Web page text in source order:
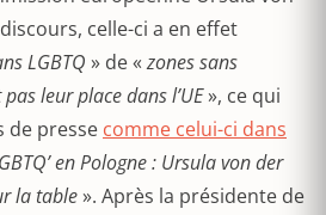
celle-ci a en effet
LGBTQ » de «zones sans
pas leur place dans l’UE», ce qui
de presse comme celui-ci dans
en Pologne : Ursula von der
la table». Après la présidente de